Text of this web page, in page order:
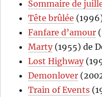
Sommaire de
Tête brûlée
Fanfare d’amour
Marty(1955) de
Lost Highway
Demonlover
Train of Events